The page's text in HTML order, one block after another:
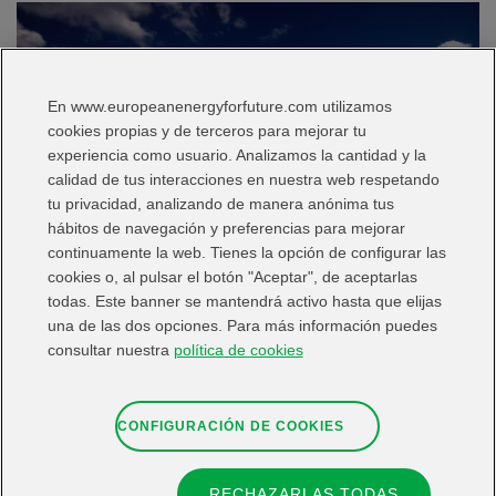
ENERGY FOR FUTURE PRESENTATION EVENT Next Tuesday,
June 29th at 5:00 pm (Spain Time Zone) will take place the
presentation of the Energy For Future (E4F) program via
streaming. The target audience of this event are mainly
and companies with interests in the clean and sustainable
energy sector. The speakers …Read more
En www.europeanenergyforfuture.com utilizamos
cookies propias y de terceros para mejorar tu
experiencia como usuario. Analizamos la cantidad y la
calidad de tus interacciones en nuestra web respetando
tu privacidad, analizando de manera anónima tus
hábitos de navegación y preferencias para mejorar
continuamente la web. Tienes la opción de configurar las
cookies o, al pulsar el botón "Aceptar", de aceptarlas
todas. Este banner se mantendrá activo hasta que elijas
una de las dos opciones. Para más información puedes
consultar nuestra política de cookies
CONFIGURACIÓN DE COOKIES